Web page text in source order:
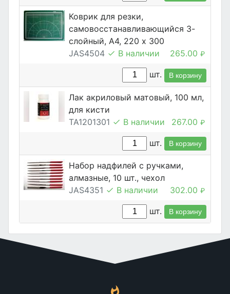
Коврик для резки,
самовосстанавливающийся 3-
слойный, А4, 220 х 300
JAS4504
В наличии 265.00 ₽
шт. В корзину
Лак акриловый матовый, 100 мл,
для кисти
TA1201301
В наличии 267.00 ₽
шт. В корзину
Набор надфилей с ручками,
алмазные, 10 шт., чехол
JAS4351
В наличии 302.00 ₽
шт. В корзину